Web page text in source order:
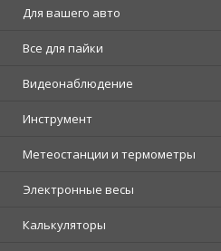
Для вашего авто
Все для пайки
Видеонаблюдение
Инструмент
Метеостанции и термометры
Электронные весы
Калькуляторы